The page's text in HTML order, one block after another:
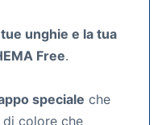
unghie e la tua
Free.
speciale che
di colore che